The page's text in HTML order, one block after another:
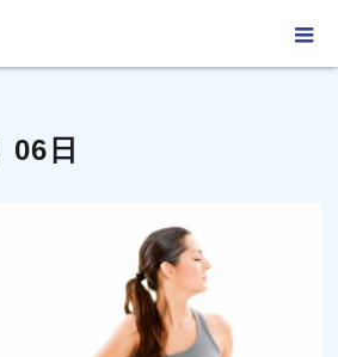
06日